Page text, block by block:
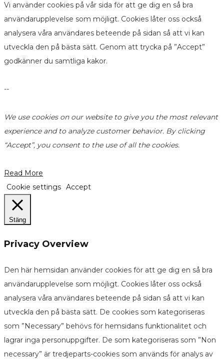
Vi använder cookies på vår sida för att ge dig en så bra
användarupplevelse som möjligt. Cookies låter oss också
analysera våra användares beteende på sidan så att vi kan
utveckla den på bästa sätt. Genom att trycka på ”Accept”
godkänner du samtliga kakor.
--
We use cookies on our website to give you the most relevant
experience and to analyze customer behavior. By clicking
“Accept”, you consent to the use of all the cookies.
Read More
Cookie settings Accept
Stäng
Privacy Overview
Den här hemsidan använder cookies för att ge dig en så bra
användarupplevelse som möjligt. Cookies låter oss också
analysera våra användares beteende på sidan så att vi kan
utveckla den på bästa sätt. De cookies som kategoriseras
som ”Necessary” behövs för hemsidans funktionalitet och
lagrar inga personuppgifter. De som kategoriseras som ”Non
necessary” är tredjeparts-cookies som används för analys av